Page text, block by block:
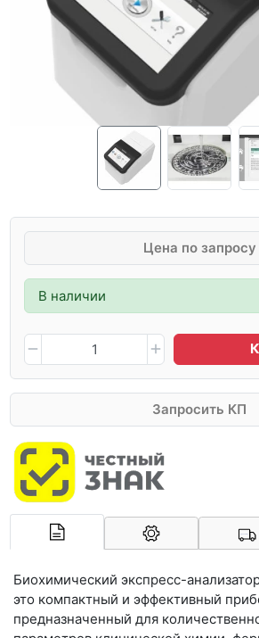
Цена по запросу
В наличии
Запросить КП
Арконт-Мед
Биохимический экспресс-
это компактный и эффективный
предназначенный для